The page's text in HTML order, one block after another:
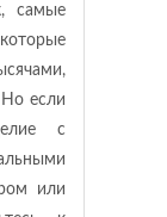
самые
если
с
или